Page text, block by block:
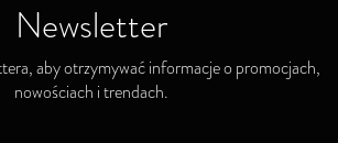
Newsletter
aby otrzymywać informacje o promocjach,
nowościach i trendach.